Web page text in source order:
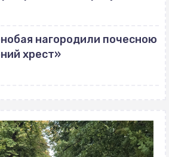
нагородили почесною
хрест»